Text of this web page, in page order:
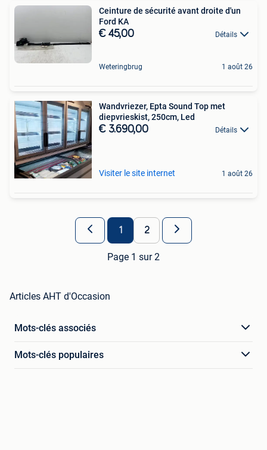
Ceinture de sécurité avant droite d'un
Ford KA
€ 45,00 Détails
Weteringbrug 1 août 26
Wandvriezer, Epta Sound Top met
diepvrieskist, 250cm, Led
€ 3.690,00 Détails
Visiter le site internet 1 août 26
1 2
Page 1 sur 2
Articles AHT d'Occasion
Mots-clés associés
Mots-clés populaires